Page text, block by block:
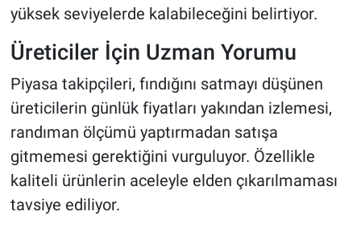
yüksek seviyelerde kalabileceğini belirtiyor.
Üreticiler İçin Uzman Yorumu
Piyasa takipçileri, fındığını satmayı düşünen
üreticilerin günlük fiyatları yakından izlemesi,
randıman ölçümü yaptırmadan satışa
gitmemesi gerektiğini vurguluyor. Özellikle
kaliteli ürünlerin aceleyle elden çıkarılmaması
tavsiye ediliyor.